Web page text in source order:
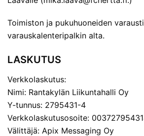
Toimiston ja pukuhuoneiden
varauskalenteripalkin alta.
LASKUTUS
Verkkolaskutus:
Nimi: Rantakylän Liikuntahalli Oy
Y-tunnus: 2795431-4
Verkkolaskutusosoite:
Välittäjä: Apix Messaging Oy